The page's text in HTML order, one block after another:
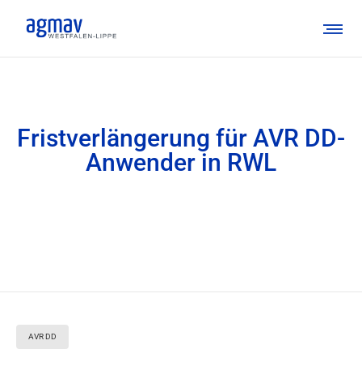
Fristverlängerung für AVR DD-
Anwender in RWL
AVR DD